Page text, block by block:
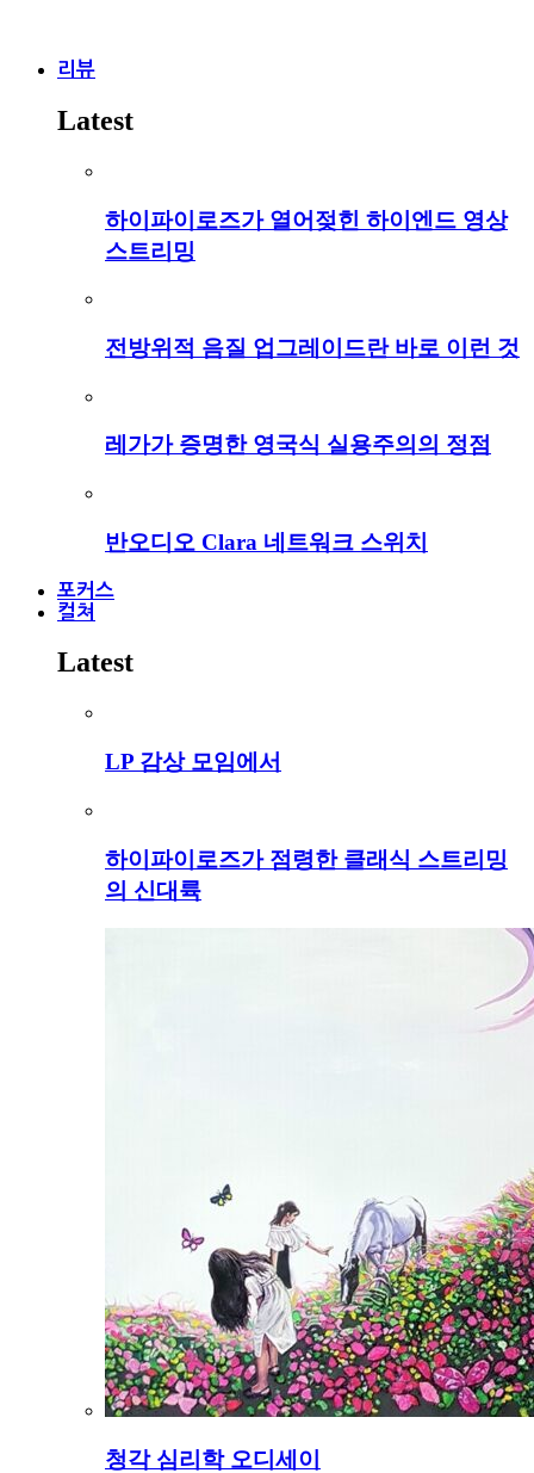
리뷰
Latest
하이파이로즈가 열어젖힌 하이엔드 영상
스트리밍
전방위적 음질 업그레이드란 바로 이런 것
레가가 증명한 영국식 실용주의의 정점
반오디오 Clara 네트워크 스위치
포커스
컬쳐
Latest
LP 감상 모임에서
하이파이로즈가 점령한 클래식 스트리밍
의 신대륙
청각 심리학 오디세이